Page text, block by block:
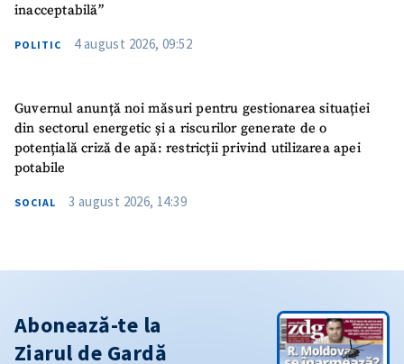
inacceptabilă”
POLITIC 4 august 2026, 09:52
Guvernul anunță noi măsuri pentru gestionarea situației
din sectorul energetic și a riscurilor generate de o
potențială criză de apă: restricții privind utilizarea apei
potabile
SOCIAL 3 august 2026, 14:39
Abonează-te la
Ziarul de Gardă